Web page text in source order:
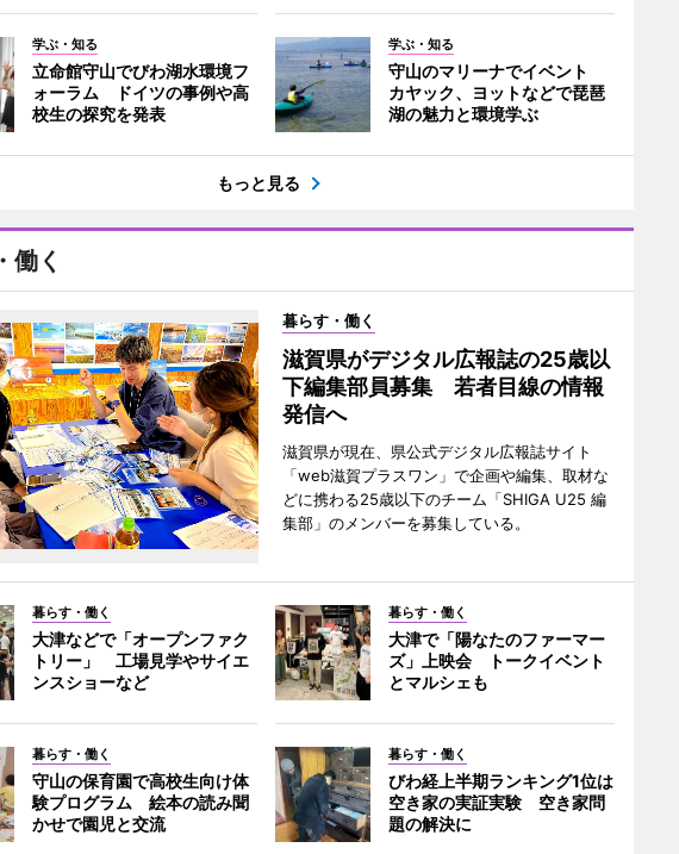
学ぶ・知る
立命館守山でびわ湖水環境フ
ォーラム ドイツの事例や高
校生の探究を発表
学ぶ・知る
守山のマリーナでイベント
カヤック、ヨットなどで琵琶
湖の魅力と環境学ぶ
もっと見る
働く
暮らす・働く
滋賀県がデジタル広報誌の25歳以
下編集部員募集 若者目線の情報
発信へ
滋賀県が現在、県公式デジタル広報誌サイト
「web滋賀プラスワン」で企画や編集、取材な
どに携わる25歳以下のチーム「SHIGA U25 編
集部」のメンバーを募集している。
暮らす・働く
大津などで「オープンファク
トリー」 工場見学やサイエ
ンスショーなど
暮らす・働く
大津で「陽なたのファーマー
ズ」上映会 トークイベント
とマルシェも
暮らす・働く
守山の保育園で高校生向け体
験プログラム 絵本の読み聞
かせで園児と交流
暮らす・働く
びわ経上半期ランキング1位は
空き家の実証実験 空き家問
題の解決に